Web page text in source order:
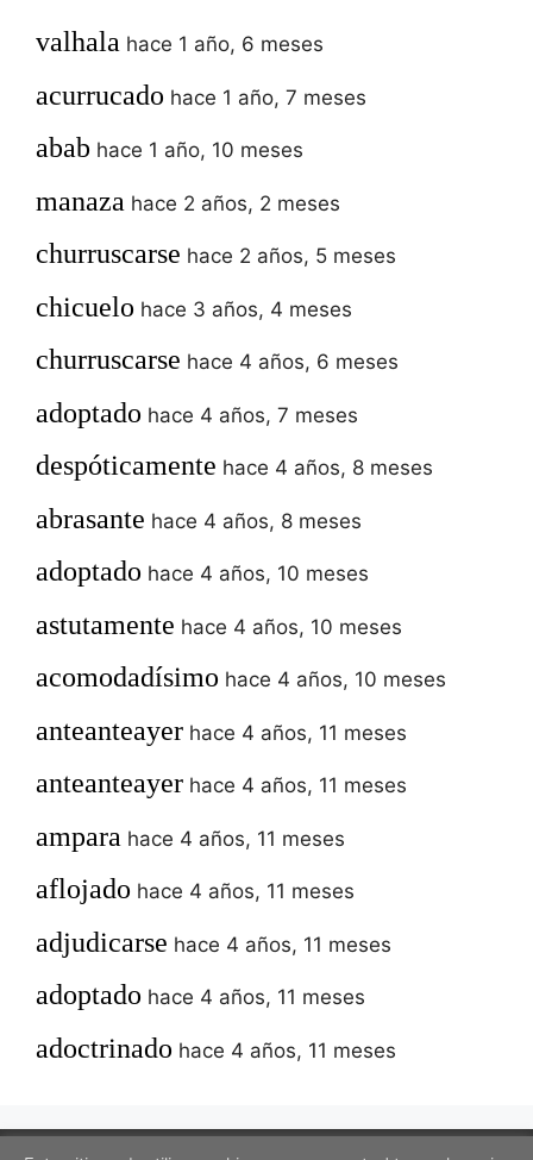
valhala hace 1 año, 6 meses
acurrucado hace 1 año, 7 meses
abab hace 1 año, 10 meses
manaza hace 2 años, 2 meses
churruscarse hace 2 años, 5 meses
chicuelo hace 3 años, 4 meses
churruscarse hace 4 años, 6 meses
adoptado hace 4 años, 7 meses
despóticamente hace 4 años, 8 meses
abrasante hace 4 años, 8 meses
adoptado hace 4 años, 10 meses
astutamente hace 4 años, 10 meses
acomodadísimo hace 4 años, 10 meses
anteanteayer hace 4 años, 11 meses
anteanteayer hace 4 años, 11 meses
ampara hace 4 años, 11 meses
aflojado hace 4 años, 11 meses
adjudicarse hace 4 años, 11 meses
adoptado hace 4 años, 11 meses
adoctrinado hace 4 años, 11 meses